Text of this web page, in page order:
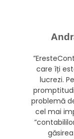
care îți
lucrezi.
problemă
cel mai